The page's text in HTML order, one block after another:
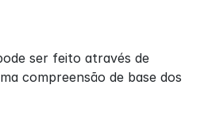
ser feito através de
compreensão de base dos